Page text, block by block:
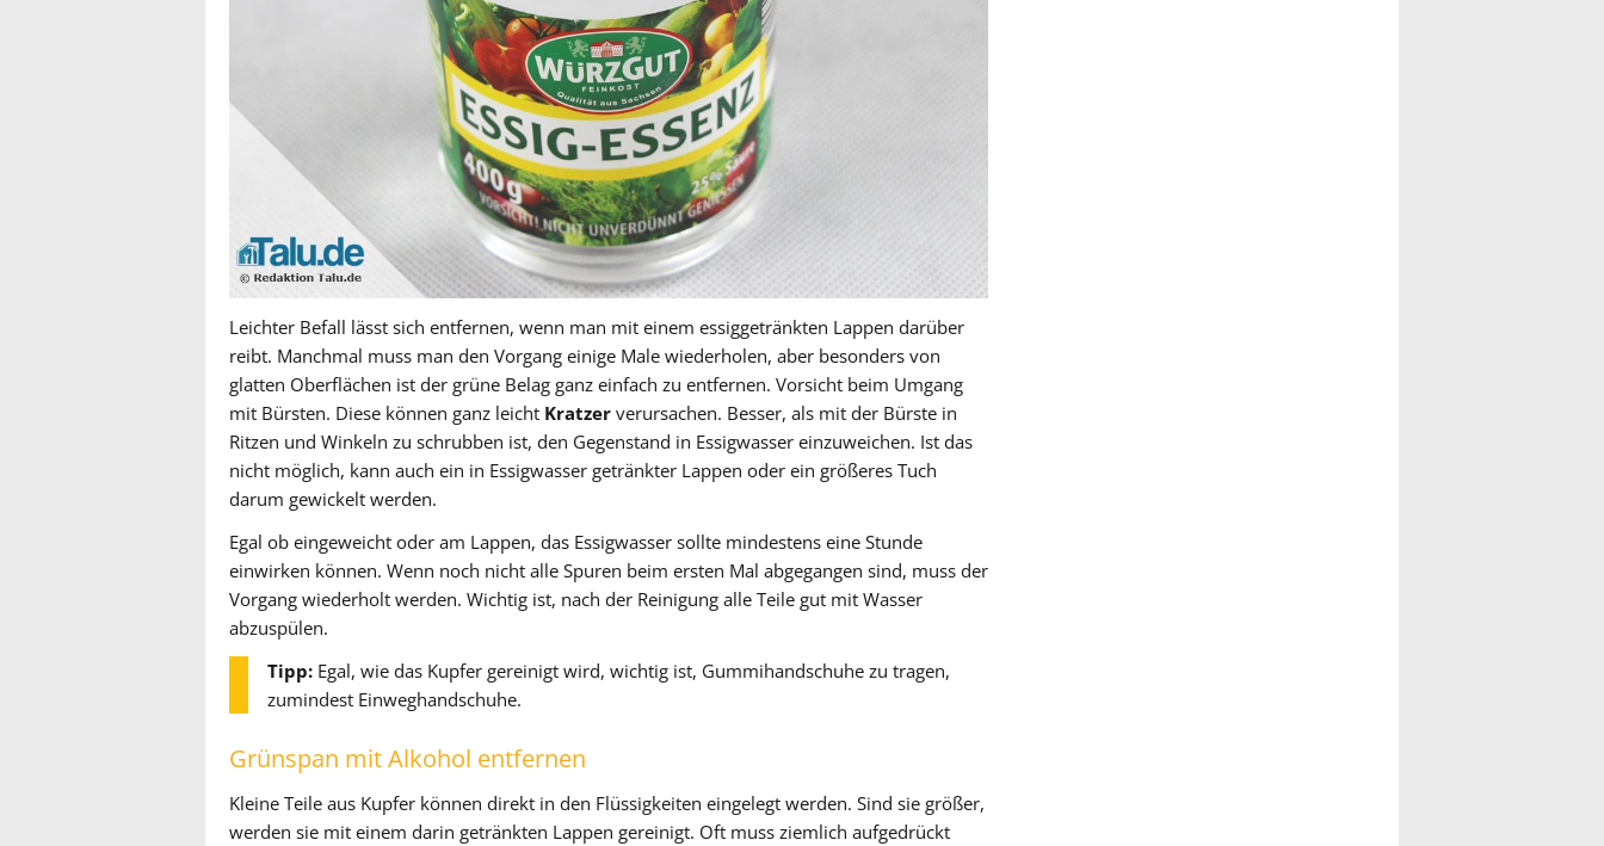
Leichter Befall lässt sich entfernen, wenn man mit einem essiggetränkten Lappen darüber
reibt. Manchmal muss man den Vorgang einige Male wiederholen, aber besonders von
glatten Oberflächen ist der grüne Belag ganz einfach zu entfernen. Vorsicht beim Umgang
mit Bürsten. Diese können ganz leicht Kratzer verursachen. Besser, als mit der Bürste in
Ritzen und Winkeln zu schrubben ist, den Gegenstand in Essigwasser einzuweichen. Ist das
nicht möglich, kann auch ein in Essigwasser getränkter Lappen oder ein größeres Tuch
darum gewickelt werden.
Egal ob eingeweicht oder am Lappen, das Essigwasser sollte mindestens eine Stunde
einwirken können. Wenn noch nicht alle Spuren beim ersten Mal abgegangen sind, muss der
Vorgang wiederholt werden. Wichtig ist, nach der Reinigung alle Teile gut mit Wasser
abzuspülen.
Tipp: Egal, wie das Kupfer gereinigt wird, wichtig ist, Gummihandschuhe zu tragen,
zumindest Einweghandschuhe.
Grünspan mit Alkohol entfernen
Kleine Teile aus Kupfer können direkt in den Flüssigkeiten eingelegt werden. Sind sie größer,
werden sie mit einem darin getränkten Lappen gereinigt. Oft muss ziemlich aufgedrückt